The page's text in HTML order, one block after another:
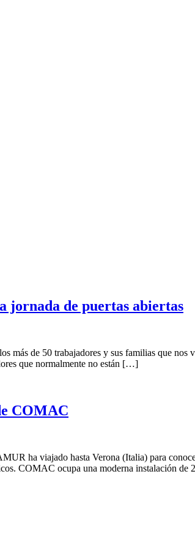
jornada de puertas abiertas
de 50 trabajadores y sus familias que nos
que normalmente no están […]
COMAC
ha viajado hasta Verona (Italia) para
COMAC ocupa una moderna instalación